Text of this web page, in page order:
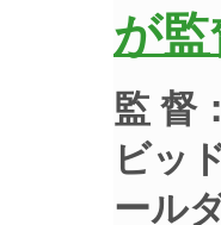
が
監 督
ビッ
ール